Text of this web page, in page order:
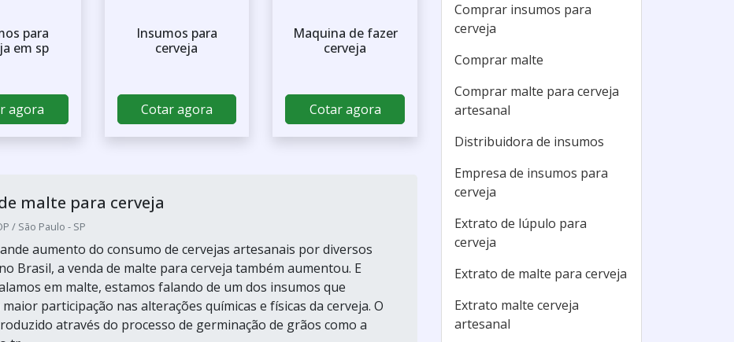
para
em sp
agora
Insumos para
cerveja
Cotar agora
Maquina de fazer
cerveja
Cotar agora
malte para cerveja
/ São Paulo - SP
aumento do consumo de cervejas artesanais por diversos
Brasil, a venda de malte para cerveja também aumentou. E
em malte, estamos falando de um dos insumos que
participação nas alterações químicas e físicas da cerveja. O
através do processo de germinação de grãos como a
Comprar insumos para
cerveja
Comprar malte
Comprar malte para cerveja
artesanal
Distribuidora de insumos
Empresa de insumos para
cerveja
Extrato de lúpulo para
cerveja
Extrato de malte para cerveja
Extrato malte cerveja
artesanal